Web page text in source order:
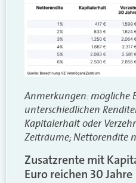
Anmerkungen: mögliche
unterschiedlichen
Kapitalerhalt oder
Zeiträume; Nettorendite
Zusatzrente mit
Euro reichen 30 Jahre